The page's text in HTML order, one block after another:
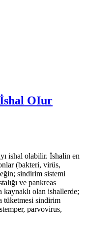
OIur
ishal olabilir. İshalin en
(bakteri, virüs,
sindirim sistemi
ve pankreas
kaynaklı olan ishallerde;
tüketmesi sindirim
parvovirus,